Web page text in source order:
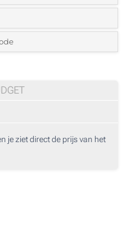
het logo:
aantal in
je ziet direct de prijs van het